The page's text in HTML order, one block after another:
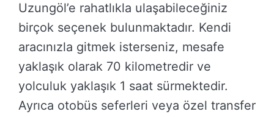
Uzungöl’e rahatlıkla ulaşabileceğiniz
birçok seçenek bulunmaktadır. Kendi
aracınızla gitmek isterseniz, mesafe
yaklaşık olarak 70 kilometredir ve
yolculuk yaklaşık 1 saat sürmektedir.
Ayrıca otobüs seferleri veya özel transfer